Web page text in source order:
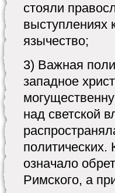
стояли
язычество;
3) Важная
западное
над светской
политических.
означало
Римского, а